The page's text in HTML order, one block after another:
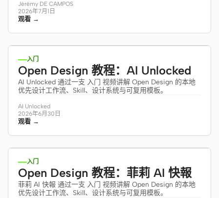
使用场景
原型 数据看板
幻灯片
视频 设计系统
角色
独立开发者
市场
工具
AI 线框图生成器 AI UI 生成器
Jérémy DE CAMPOS
2026年7月1日
观看 →
2:35
入门
Open Design 教程：AI Unlocked
AI Unlocked 通过一支 入门 视频讲解 Open Design 的本地
优先设计工作流、Skill、设计系统与可复用模板。
AI Unlocked
2026年6月30日
观看 →
5:24
入门
Open Design 教程：菲莉 AI 快報
菲莉 AI 快報 通过一支 入门 视频讲解 Open Design 的本地
优先设计工作流、Skill、设计系统与可复用模板。